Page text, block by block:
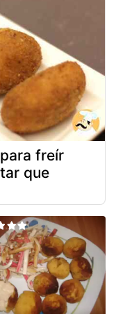
freír
que